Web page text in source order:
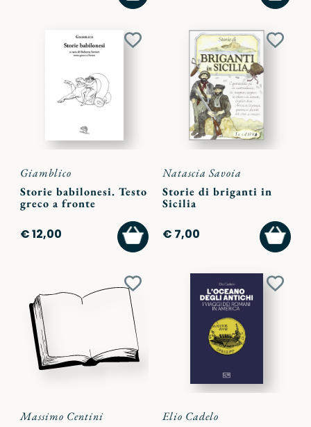
CARRELLO
Aggiungi
Giamblico
Storie babilonesi. Testo
greco a fronte
€ 12,00
AGGIUNGI
AL
CARRELLO
Natascia Savoia
Storie di briganti in
Sicilia
€ 7,00
AL
Aggiungi
ai
preferiti
Massimo Centini
Elio Cadelo